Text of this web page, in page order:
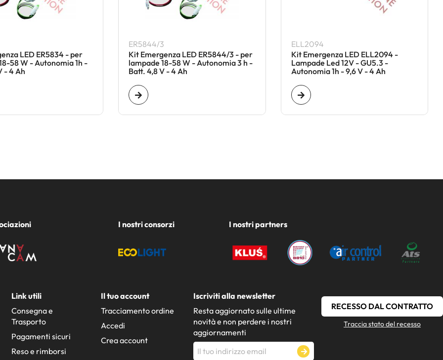
LED ER5834 - per
58 W - Autonomia 1h -
- 4 Ah
ER5844/3
Kit Emergenza LED ER5844/3 - per
lampade 18-58 W - Autonomia 3 h -
Batt. 4,8 V - 4 Ah
ELL2094
Kit Emergenza LED ELL2094 -
Lampade Led 12V - GU5.3 -
Autonomia 1h - 9,6 V - 4 Ah
I nostri consorzi I nostri partners
Link utili
Consegna e
Trasporto
Pagamenti sicuri
Reso e rimborsi
Il tuo account
Tracciamento ordine
Accedi
Crea account
Iscriviti alla newsletter
Resta aggiornato sulle ultime
novità e non perdere i nostri
aggiornamenti
RECESSO DAL CONTRATTO
Traccia stato del recesso